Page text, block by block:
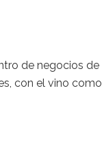
de negocios de
con el vino como